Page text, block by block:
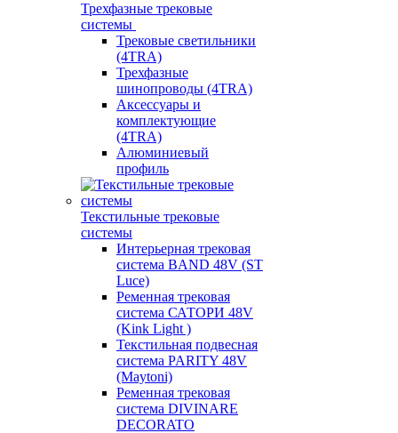
Трехфазные трековые
системы
Трековые светильники
(4TRA)
Трехфазные
шинопроводы (4TRA)
Аксессуары и
комплектующие
(4TRA)
Алюминиевый
профиль
Текстильные трековые
системы
Интерьерная трековая
система BAND 48V (ST
Luce)
Ременная трековая
система САТОРИ 48V
(Kink Light )
Текстильная подвесная
система PARITY 48V
(Maytoni)
Ременная трековая
система DIVINARE
DECORATO